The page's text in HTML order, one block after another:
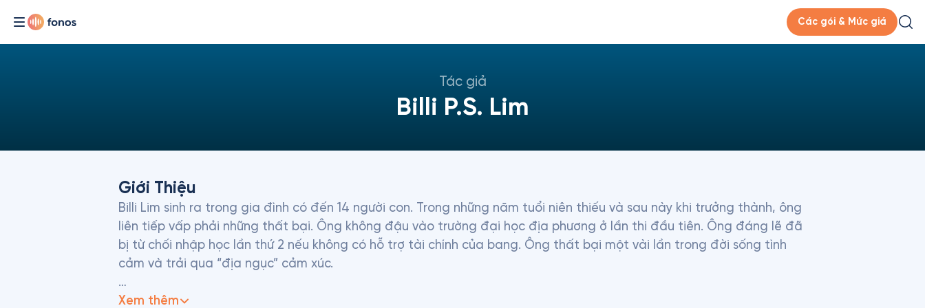
Các gói & Mức giá
Tác giả
Billi P.S. Lim
Giới Thiệu
Billi Lim sinh ra trong gia đình có đến 14 người con. Trong những năm tuổi niên thiếu và sau này khi trưởng thành, ông
liên tiếp vấp phải những thất bại. Ông không đậu vào trường đại học địa phương ở lần thi đầu tiên. Ông đáng lẽ đã
bị từ chối nhập học lần thứ 2 nếu không có hỗ trợ tài chính của bang. Ông thất bại một vài lần trong đời sống tình
cảm và trải qua “địa ngục” cảm xúc.
Ông đã tạo dựng công việc kinh doanh hoành tráng rồi phải nhìn nó sụp đổ. Ông có kinh nghiệm từ bán hàng, tiếp
Xem thêm